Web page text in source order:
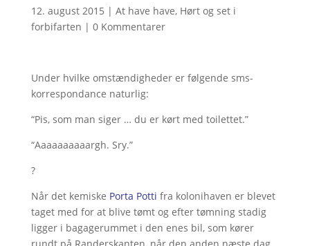
12. august 2015 | At have have, Hørt og set i
forbifarten | 0 Kommentarer
Under hvilke omstændigheder er følgende sms-
korrespondance naturlig:
“Pis, som man siger … du er kørt med toilettet.”
“Aaaaaaaaaargh. Sry.”
?
Når det kemiske Porta Potti fra kolonihaven er blevet
taget med for at blive tømt og efter tømning stadig
ligger i bagagerummet i den enes bil, som kører